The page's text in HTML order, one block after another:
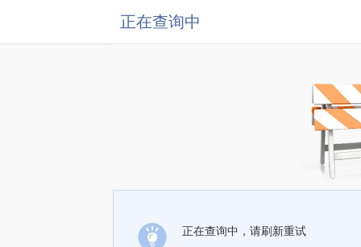
正在查询中
正在查询中，请刷新重试